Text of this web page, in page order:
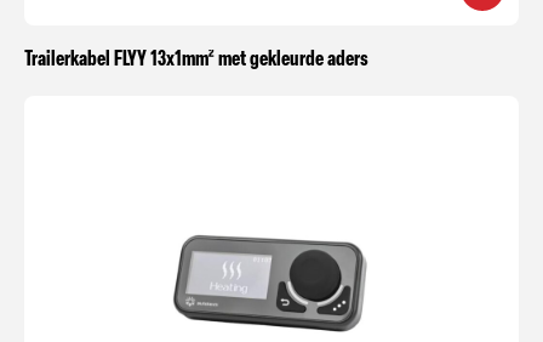
Trailerkabel FLYY 13x1mm² met gekleurde aders